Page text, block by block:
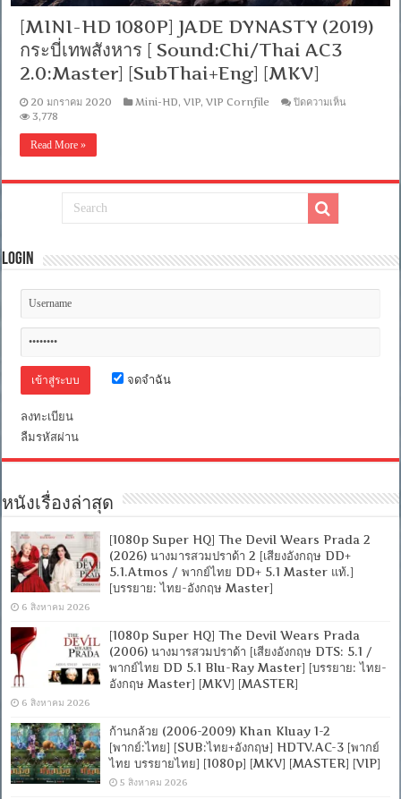
ไทย-
อังกฤษ
+
ซับ
PGS
[MKV]
[MINI-HD 1080P] JADE DYNASTY (2019)
กระบี่เทพสังหาร [ Sound:Chi/Thai AC3
2.0:Master] [SubThai+Eng] [MKV]
20 มกราคม 2020 Mini-HD,VIP,VIP Cornfile ปิดความเห็น
(2019)
AC3
3,778
Read More »
Login
จดจำฉัน
ลงทะเบียน
ลืมรหัสผ่าน
หนังเรื่องล่าสุด
[1080p Super HQ] The Devil Wears Prada 2
(2026) นางมารสวมปราด้า 2 [เสียงอังกฤษ DD+
5.1.Atmos / พากย์ไทย DD+ 5.1 Master แท้.]
[บรรยาย: ไทย-อังกฤษ Master]
6 สิงหาคม 2026
[1080p Super HQ] The Devil Wears Prada
(2006) นางมารสวมปราด้า [เสียงอังกฤษ DTS: 5.1 /
พากย์ไทย DD 5.1 Blu-Ray Master] [บรรยาย: ไทย-
อังกฤษ Master] [MKV] [MASTER]
6 สิงหาคม 2026
ก้านกล้วย (2006-2009) Khan Kluay 1-2
[พากย์:ไทย] [SUB:ไทย+อังกฤษ] HDTV.AC-3 [พากย์
ไทย บรรยายไทย] [1080p] [MKV] [MASTER] [VIP]
5 สิงหาคม 2026